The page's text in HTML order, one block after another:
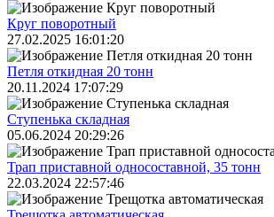
Круг поворотный
27.02.2025 16:01:20
Петля откидная 20 тонн
20.11.2024 17:07:29
Ступенька складная
05.06.2024 20:29:26
Трап приставной односоставной, 35 тонн
22.03.2024 22:57:46